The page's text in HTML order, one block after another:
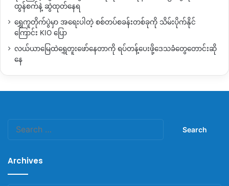
ထွန်စက်နဲ့ ဆွဲထုတ်နေရ
ရွှေကူတိုက်ပွဲမှာ အရေးပါတဲ့ စစ်တပ်စခန်းတစ်ခုကို သိမ်းပိုက်နိုင်
ကြောင်း KIO ပြော
လယ်ယာမြေထဲရွှေတူးဖော်နေတာကို ရပ်တန့်ပေးဖို့ဒေသခံတွေတောင်းဆို
နေ
Archives